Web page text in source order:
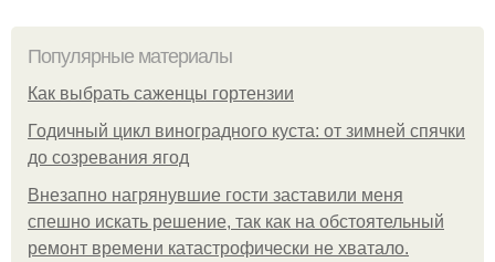
Популярные материалы
Как выбрать саженцы гортензии
Годичный цикл виноградного куста: от зимней спячки
до созревания ягод
Внезапно нагрянувшие гости заставили меня
спешно искать решение, так как на обстоятельный
ремонт времени катастрофически не хватало.